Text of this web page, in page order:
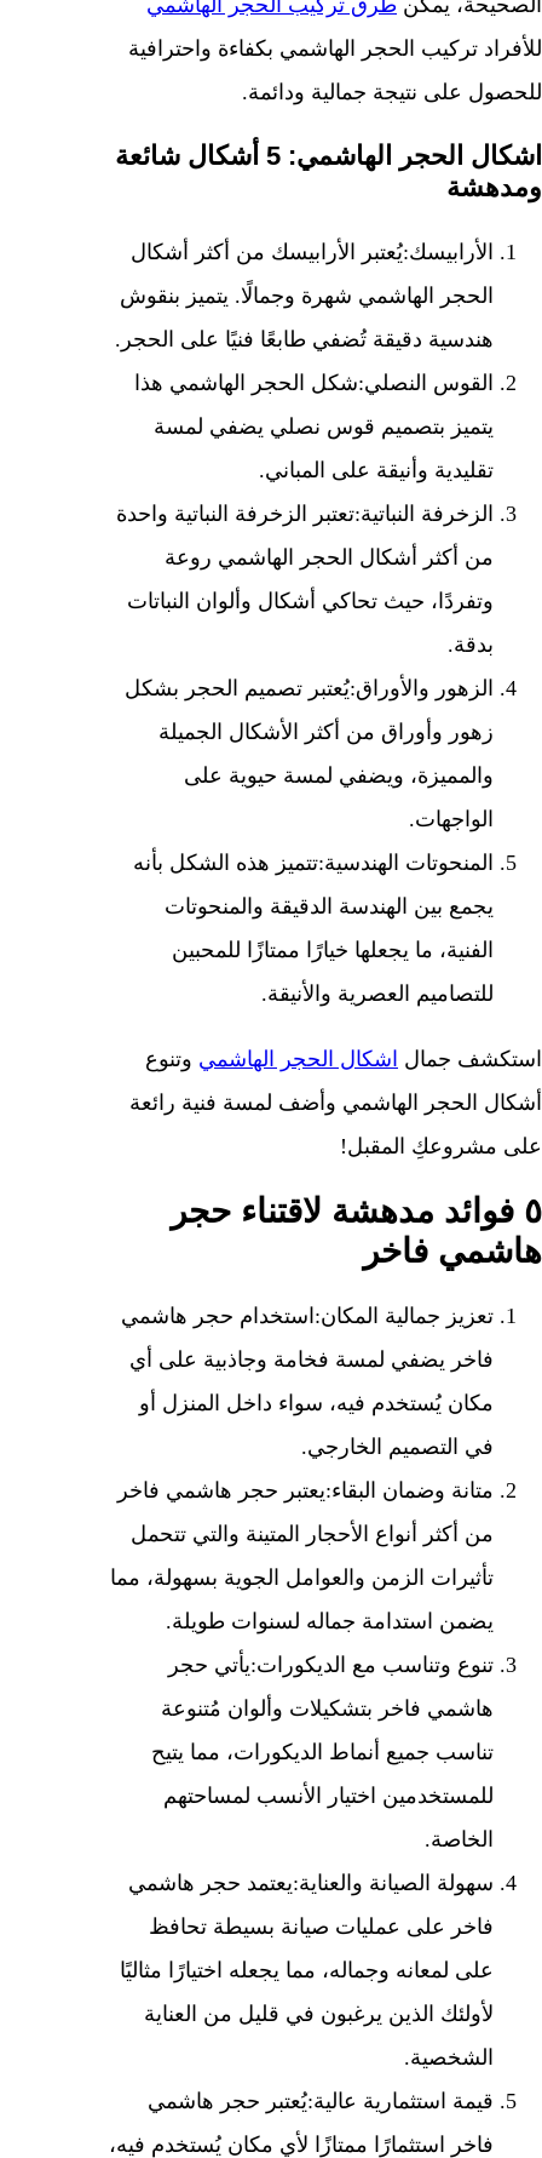
الصحيحة، يمكن طرق تركيب الحجر الهاشمي
للأفراد تركيب الحجر الهاشمي بكفاءة واحترافية
للحصول على نتيجة جمالية ودائمة.
اشكال الحجر الهاشمي: 5 أشكال شائعة
ومدهشة
الأرابيسك:يُعتبر الأرابيسك من أكثر أشكال
الحجر الهاشمي شهرة وجمالًا. يتميز بنقوش
هندسية دقيقة تُضفي طابعًا فنيًا على الحجر.
القوس النصلي:شكل الحجر الهاشمي هذا
يتميز بتصميم قوس نصلي يضفي لمسة
تقليدية وأنيقة على المباني.
الزخرفة النباتية:تعتبر الزخرفة النباتية واحدة
من أكثر أشكال الحجر الهاشمي روعة
وتفردًا، حيث تحاكي أشكال وألوان النباتات
بدقة.
الزهور والأوراق:يُعتبر تصميم الحجر بشكل
زهور وأوراق من أكثر الأشكال الجميلة
والمميزة، ويضفي لمسة حيوية على
الواجهات.
المنحوتات الهندسية:تتميز هذه الشكل بأنه
يجمع بين الهندسة الدقيقة والمنحوتات
الفنية، ما يجعلها خيارًا ممتازًا للمحبين
للتصاميم العصرية والأنيقة.
استكشف جمال اشكال الحجر الهاشمي وتنوع
أشكال الحجر الهاشمي وأضف لمسة فنية رائعة
على مشروعكِ المقبل!
٥ فوائد مدهشة لاقتناء حجر
هاشمي فاخر
تعزيز جمالية المكان:استخدام حجر هاشمي
فاخر يضفي لمسة فخامة وجاذبية على أي
مكان يُستخدم فيه، سواء داخل المنزل أو
في التصميم الخارجي.
متانة وضمان البقاء:يعتبر حجر هاشمي فاخر
من أكثر أنواع الأحجار المتينة والتي تتحمل
تأثيرات الزمن والعوامل الجوية بسهولة، مما
يضمن استدامة جماله لسنوات طويلة.
تنوع وتناسب مع الديكورات:يأتي حجر
هاشمي فاخر بتشكيلات وألوان مُتنوعة
تناسب جميع أنماط الديكورات، مما يتيح
للمستخدمين اختيار الأنسب لمساحتهم
الخاصة.
سهولة الصيانة والعناية:يعتمد حجر هاشمي
فاخر على عمليات صيانة بسيطة تحافظ
على لمعانه وجماله، مما يجعله اختيارًا مثاليًا
لأولئك الذين يرغبون في قليل من العناية
الشخصية.
قيمة استثمارية عالية:يُعتبر حجر هاشمي
فاخر استثمارًا ممتازًا لأي مكان يُستخدم فيه،